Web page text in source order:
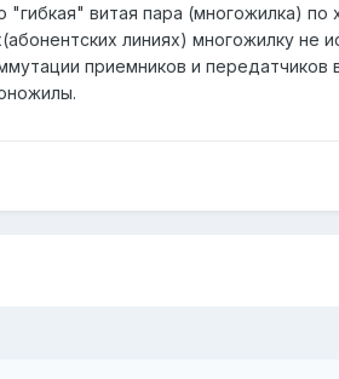
витая пара (многожилка)
линиях) многожилку не
приемников и